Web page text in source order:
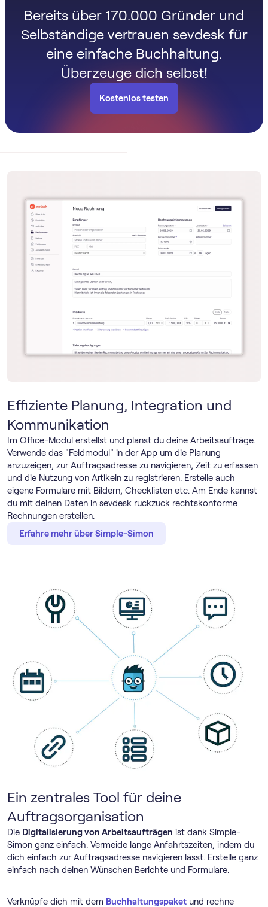
Bereits über 170.000 Gründer und
Selbständige vertrauen sevdesk für
eine einfache Buchhaltung.
Überzeuge dich selbst!
Kostenlos testen
Effiziente Planung, Integration und
Kommunikation
Im Office-Modul erstellst und planst du deine Arbeitsaufträge.
Verwende das "Feldmodul" in der App um die Planung
anzuzeigen, zur Auftragsadresse zu navigieren, Zeit zu erfassen
und die Nutzung von Artikeln zu registrieren. Erstelle auch
eigene Formulare mit Bildern, Checklisten etc. Am Ende kannst
du mit deinen Daten in sevdesk ruckzuck rechtskonforme
Rechnungen erstellen.
Erfahre mehr über Simple-Simon
Ein zentrales Tool für deine
Auftragsorganisation
Die Digitalisierung von Arbeitsaufträgen ist dank Simple-
Simon ganz einfach. Vermeide lange Anfahrtszeiten, indem du
dich einfach zur Auftragsadresse navigieren lässt. Erstelle ganz
einfach nach deinen Wünschen Berichte und Formulare.
Verknüpfe dich mit dem Buchhaltungspaket und rechne